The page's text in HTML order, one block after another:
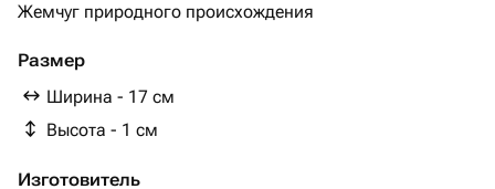
Жемчуг природного происхождения
Размер
Ширина - 17 см
Высота - 1 см
Изготовитель